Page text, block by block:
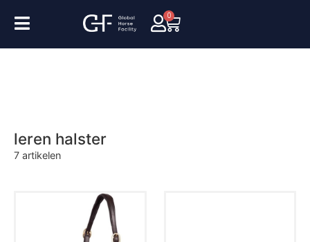
0
leren halster
7 artikelen